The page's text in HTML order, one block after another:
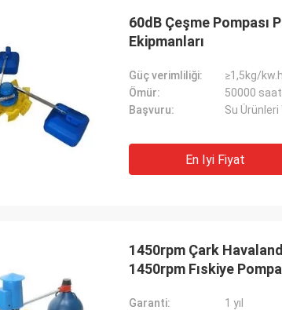
60dB Çeşme Pompası
Ekipmanları
Güç verimliliği:
≥1,5kg/kw.h
Ömür:
50000 saat
Başvuru:
Su
En Iyi Fiyat
1450rpm Çark
1450rpm Fıskiye
Garanti:
1 yıl